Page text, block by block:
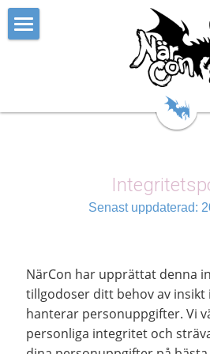
Övrigt
Cosplay Contests
Om
Kpop Contests
Ordbok
Cosplay
Svenska
Senast uppdaterad: